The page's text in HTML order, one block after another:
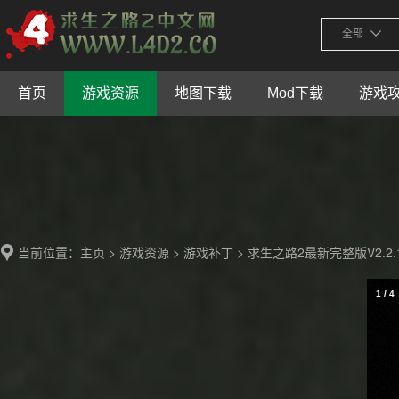
全部
首页 游戏资源 地图下载 Mod下载 游戏
当前位置： 主页 > 游戏资源 > 游戏补丁 > 求生之路2最新完整版
1 / 4